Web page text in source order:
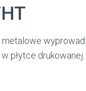
płytce drukowanej.